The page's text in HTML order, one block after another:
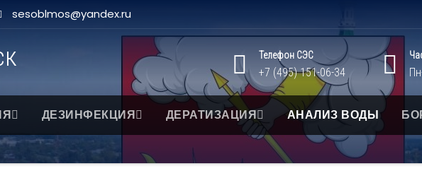
sesoblmos@yandex.ru
Телефон СЭС
+7 (495) 151-06-34
ДЕЗИНФЕКЦИЯ ДЕРАТИЗАЦИЯ АНАЛИЗ ВОДЫ